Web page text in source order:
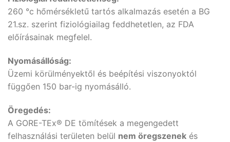
260 °c hőmérsékletű tartós alkalmazás esetén a BG
21.sz. szerint fiziológiailag feddhetetlen, az FDA
előírásainak megfelel.
Nyomásállóság:
Üzemi körülményektől és beépítési viszonyoktól
függően 150 bar-ig nyomásálló.
Öregedés:
A GORE-TEx® DE tömítések a megengedett
felhasználási területen belül nem öregszenek és